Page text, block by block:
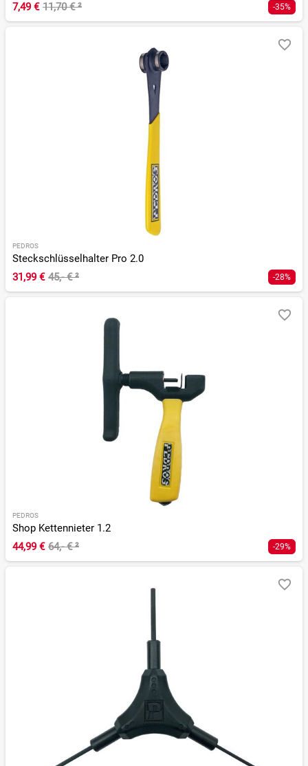
7,49 € 11,70 €² -35%
PEDROS
Steckschlüsselhalter Pro 2.0
31,99 € 45,- €² -28%
PEDROS
Shop Kettennieter 1.2
44,99 € 64,- €² -29%